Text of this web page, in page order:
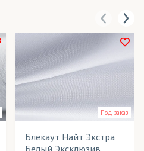
Под заказ
Блекаут Найт Экстра
Белый Эксклюзив,